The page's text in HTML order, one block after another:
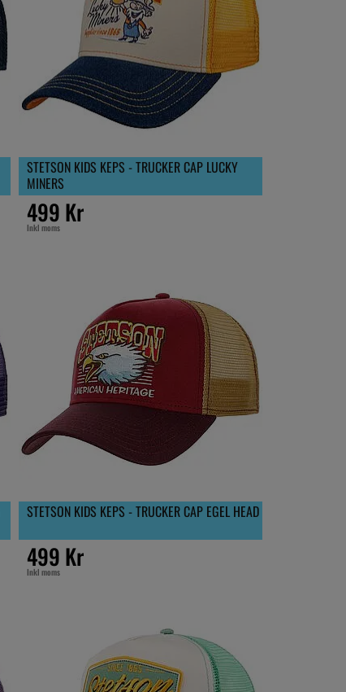
STETSON KIDS KEPS - TRUCKER CAP LUCKY
MINERS
499 Kr
Inkl moms
STETSON KIDS KEPS - TRUCKER CAP EGEL HEAD
499 Kr
Inkl moms